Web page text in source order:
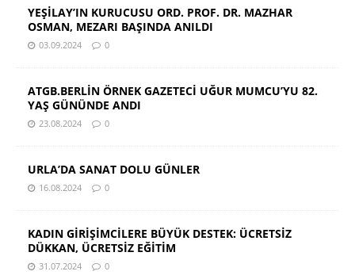
YEŞİLAY’IN KURUCUSU ORD. PROF. DR. MAZHAR
OSMAN, MEZARI BAŞINDA ANILDI
03.09.2024 0
ATGB.BERLİN ÖRNEK GAZETECİ UĞUR MUMCU’YU 82.
YAŞ GÜNÜNDE ANDI
23.08.2024 0
URLA’DA SANAT DOLU GÜNLER
16.08.2024 0
KADIN GİRİŞİMCİLERE BÜYÜK DESTEK: ÜCRETSİZ
DÜKKAN, ÜCRETSİZ EĞİTİM
31.07.2024 0